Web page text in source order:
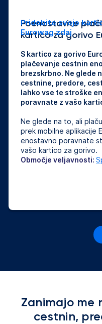
Poenostavite
kartico za gorivo
S kartico za gorivo
plačevanje cestnin
brezskrbno. Ne glede
cestnine, predore,
lahko vse te stroške
poravnate z vašo
Ne glede na to, ali
prek mobilne aplikacije
enostavno poravnate
vašo kartico za gorivo.
Območje veljavnosti:
Pridobite svojo
Eurowag zdaj
Zanimajo me
cestnin,